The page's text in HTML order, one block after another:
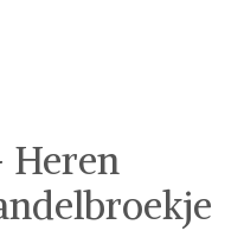
Heren